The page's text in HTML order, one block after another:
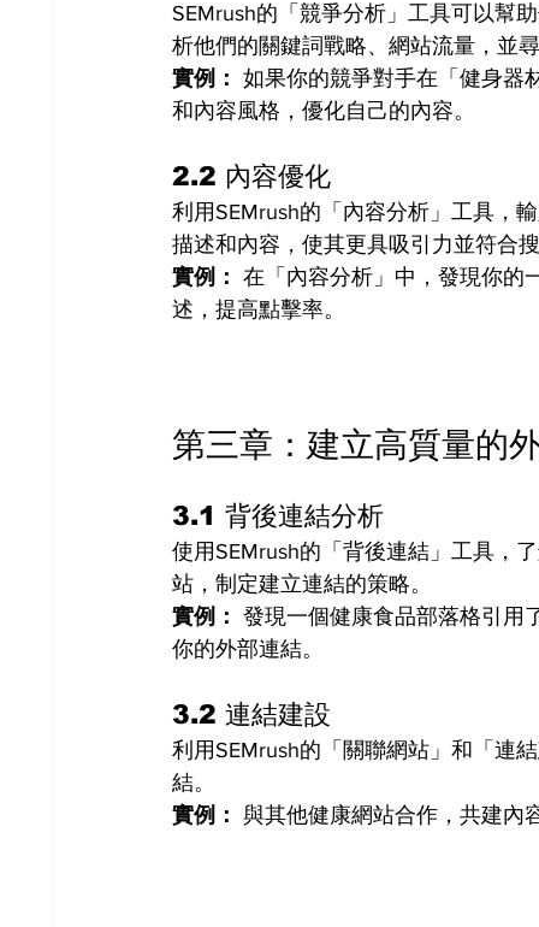
SEMrush的「競爭分析」工具可以幫
析他們的關鍵詞戰略、網站流量，並
實例： 如果你的競爭對手在「健身器
和內容風格，優化自己的內容。
2.2 內容優化
利用SEMrush的「內容分析」工具，
描述和內容，使其更具吸引力並符合
實例： 在「內容分析」中，發現你的
述，提高點擊率。
第三章：建立高質量的
3.1 背後連結分析
使用SEMrush的「背後連結」工具，
站，制定建立連結的策略。
實例： 發現一個健康食品部落格引用
你的外部連結。
3.2 連結建設
利用SEMrush的「關聯網站」和「連
結。
實例： 與其他健康網站合作，共建內